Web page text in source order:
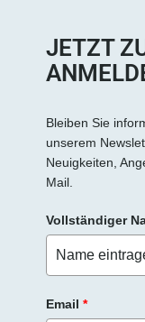
JETZT
Bleiben Sie
unserem
Neuigkeiten,
Mail.
Vollständiger
Email *